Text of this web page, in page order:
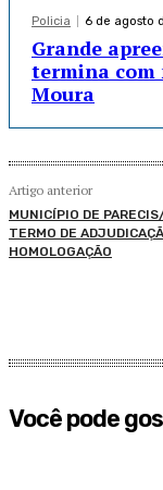
Policia 6 de agosto
Grande
termina com
Moura
Artigo anterior
MUNICÍPIO DE
TERMO DE
HOMOLOGAÇÃO
Você pode